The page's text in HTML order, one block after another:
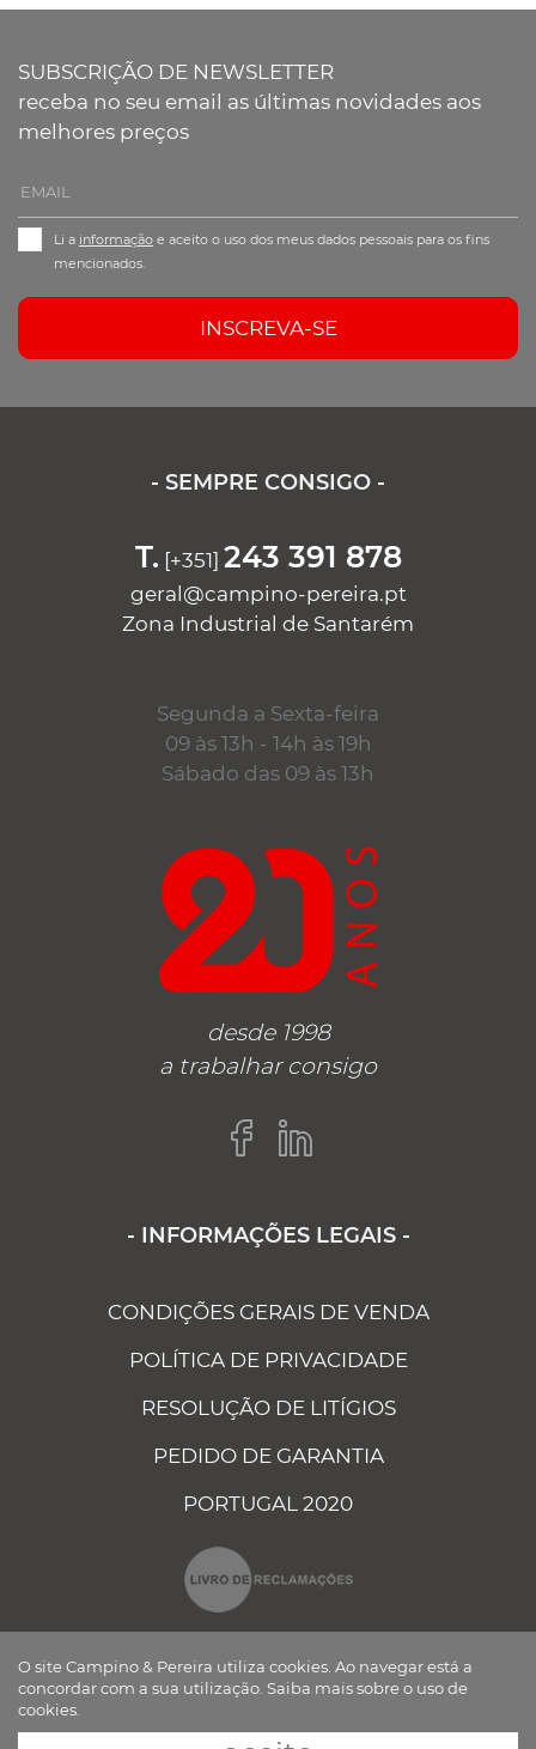
SUBSCRIÇÃO DE NEWSLETTER
receba no seu email as últimas novidades aos
melhores preços
Li a informação e aceito o uso dos meus dados pessoais para os fins
mencionados.
INSCREVA-SE
- SEMPRE CONSIGO -
T. [+351] 243 391 878
geral@campino-pereira.pt
Zona Industrial de Santarém
Segunda a Sexta-feira
09 às 13h - 14h às 19h
Sábado das 09 às 13h
desde 1998
a trabalhar consigo
- INFORMAÇÕES LEGAIS -
CONDIÇÕES GERAIS DE VENDA
POLÍTICA DE PRIVACIDADE
RESOLUÇÃO DE LITÍGIOS
PEDIDO DE GARANTIA
PORTUGAL 2020
CAMPINO E PEREIRA - COMPONENTES ELÉCTRICOS AUTO, LDA ©
TODOS OS DIREITOS RESERVADOS Desenvolvido porBOMSITE
O site Campino & Pereira utiliza cookies. Ao navegar está a
concordar com a sua utilização. Saiba mais sobre o uso de
cookies.